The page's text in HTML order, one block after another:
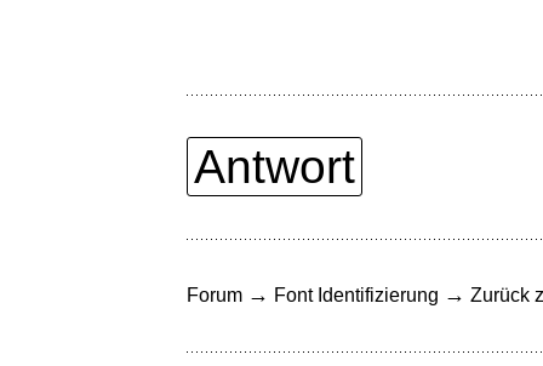
Antwort
Forum → Font Identifizierung → Zurück